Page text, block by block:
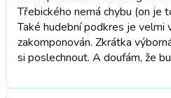
Třebického nemá chybu (on je
Také hudební podkres je velmi
zakomponován. Zkrátka
si poslechnout. A doufám, že